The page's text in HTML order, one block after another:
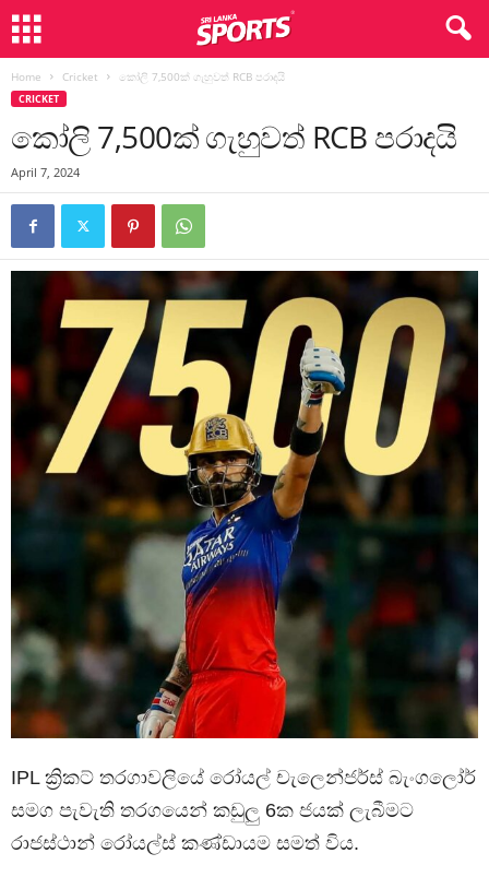
Home Cricket කෝලි 7,500ක් ගැහුවත් RCB පරාදයි
CRICKET
කෝලි 7,500ක් ගැහුවත් RCB පරාදයි
April 7, 2024
IPL ක්‍රිකට් තරගාවලියේ රෝයල් චැලෙන්ජර්ස් බැංගලෝර්
සමග පැවැති තරගයෙන් කඩුලු 6ක ජයක් ලැබීමට
රාජස්ථාන් රෝයල්ස් කණ්ඩායම සමත් විය.